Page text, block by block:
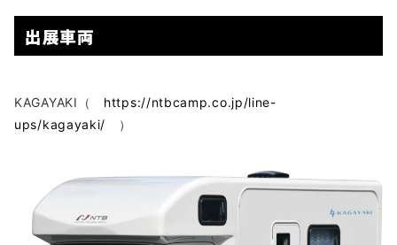
出展車両
KAGAYAKI（ https://ntbcamp.co.jp/line-
ups/kagayaki/ ）